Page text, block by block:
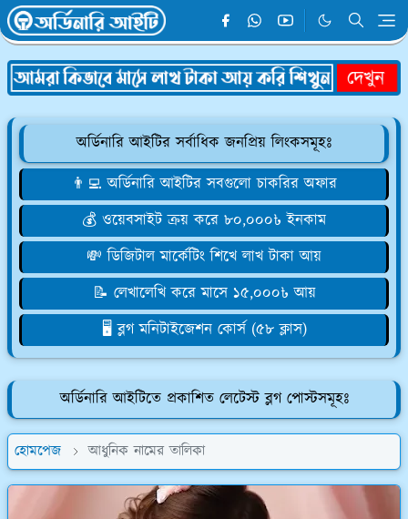
অর্ডিনারি আইটির সর্বাধিক জনপ্রিয় লিংকসমূহঃ
👨‍💻 অর্ডিনারি আইটির সবগুলো চাকরির অফার
💰 ওয়েবসাইট ক্রয় করে ৮০,০০০৳ ইনকাম
💸 ডিজিটাল মার্কেটিং শিখে লাখ টাকা আয়
📝 লেখালেখি করে মাসে ১৫,০০০৳ আয়
🖥️ ব্লগ মনিটাইজেশন কোর্স (৫৮ ক্লাস)
অর্ডিনারি আইটিতে প্রকাশিত লেটেস্ট ব্লগ পোস্টসমূহঃ
হোমপেজ আধুনিক নামের তালিকা